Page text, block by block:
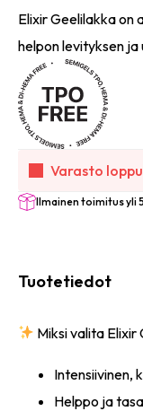
Elixir Geelilakka on
helpon levityksen
Varasto loppu
Ilmainen toimitus yli
Tuotetiedot
Miksi valita Elixir
Intensiivinen,
Helppo ja